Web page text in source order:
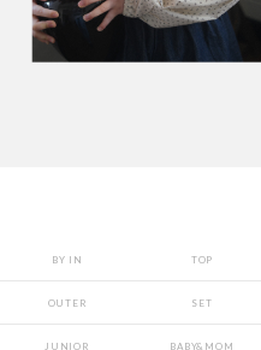
BY IN TOP
OUTER SET
JUNIOR BABY&MOM